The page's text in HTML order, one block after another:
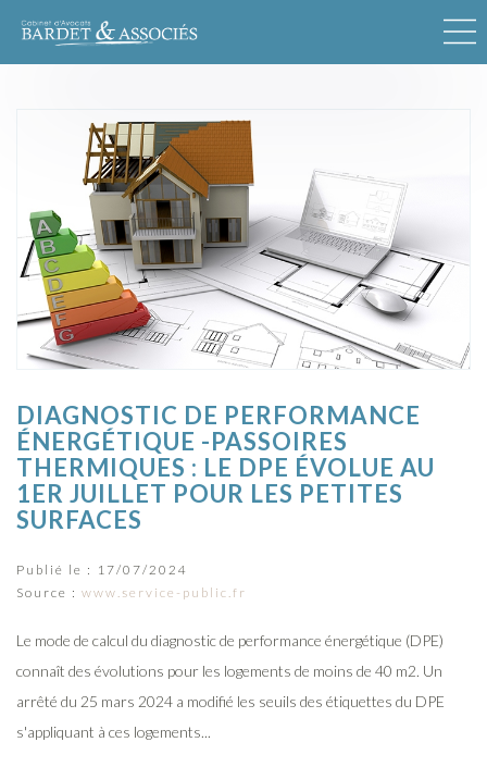
DIAGNOSTIC DE PERFORMANCE
ÉNERGÉTIQUE -PASSOIRES
THERMIQUES : LE DPE ÉVOLUE AU
1ER JUILLET POUR LES PETITES
SURFACES
Publié le : 17/07/2024
Source : www.service-public.fr
Le mode de calcul du diagnostic de performance énergétique (DPE)
connaît des évolutions pour les logements de moins de 40 m2. Un
arrêté du 25 mars 2024 a modifié les seuils des étiquettes du DPE
s'appliquant à ces logements...